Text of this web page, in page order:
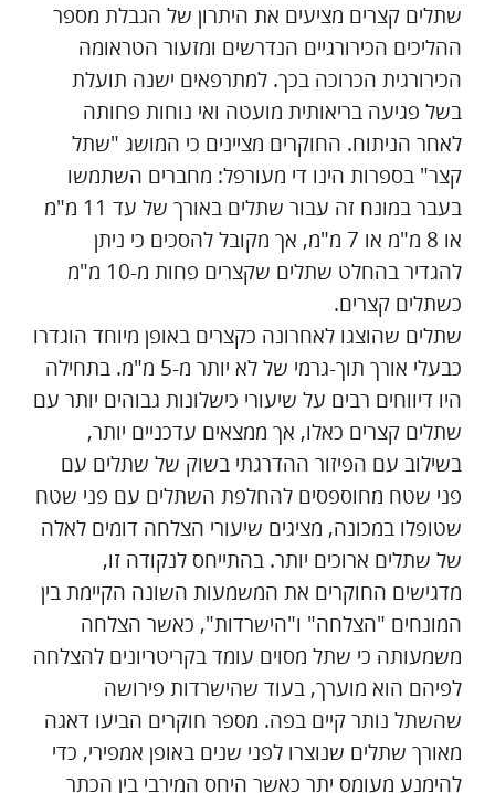
שתלים קצרים מציעים את היתרון של הגבלת מספר
ההליכים הכירורגיים הנדרשים ומזעור הטראומה
הכירורגית הכרוכה בכך. למתרפאים ישנה תועלת
בשל פגיעה בריאותית מועטה ואי נוחות פחותה
לאחר הניתוח. החוקרים מציינים כי המושג "שתל
קצר" בספרות הינו די מעורפל: מחברים השתמשו
בעבר במונח זה עבור שתלים באורך של עד 11 מ"מ
או 8 מ"מ או 7 מ"מ, אך מקובל להסכים כי ניתן
להגדיר בהחלט שתלים שקצרים פחות מ-10 מ"מ
כשתלים קצרים.
שתלים שהוצגו לאחרונה כקצרים באופן מיוחד הוגדרו
כבעלי אורך תוך-גרמי של לא יותר מ-5 מ"מ. בתחילה
היו דיווחים רבים על שיעורי כישלונות גבוהים יותר עם
שתלים קצרים כאלו, אך ממצאים עדכניים יותר,
בשילוב עם הפיזור ההדרגתי בשוק של שתלים עם
פני שטח מחוספסים להחלפת השתלים עם פני שטח
שטופלו במכונה, מציגים שיעורי הצלחה דומים לאלה
של שתלים ארוכים יותר. בהתייחס לנקודה זו,
מדגישים החוקרים את המשמעות השונה הקיימת בין
המונחים "הצלחה" ו"הישרדות", כאשר הצלחה
משמעותה כי שתל מסוים עומד בקריטריונים להצלחה
לפיהם הוא מוערך, בעוד שהישרדות פירושה
שהשתל נותר קיים בפה. מספר חוקרים הביעו דאגה
מאורך שתלים שנוצרו לפני שנים באופן אמפירי, כדי
להימנע מעומס יתר כאשר היחס המירבי בין הכתר